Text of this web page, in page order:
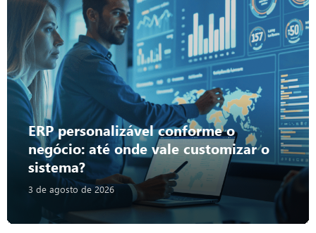
ERP personalizável conforme o
negócio: até onde vale customizar o
sistema?
3 de agosto de 2026